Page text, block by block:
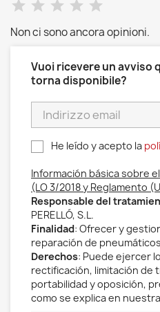
Non ci sono ancora opinioni.
Vuoi ricevere un avviso
torna disponibile?
He leído y acepto la
Información básica sobre
(LO 3/2018 y Reglamento
Responsable del
PERELLÓ, S.L.
Finalidad: Ofrecer y
reparación de
Derechos: Puede ejercer
rectificación, limitación de
portabilidad y oposición,
como se explica en